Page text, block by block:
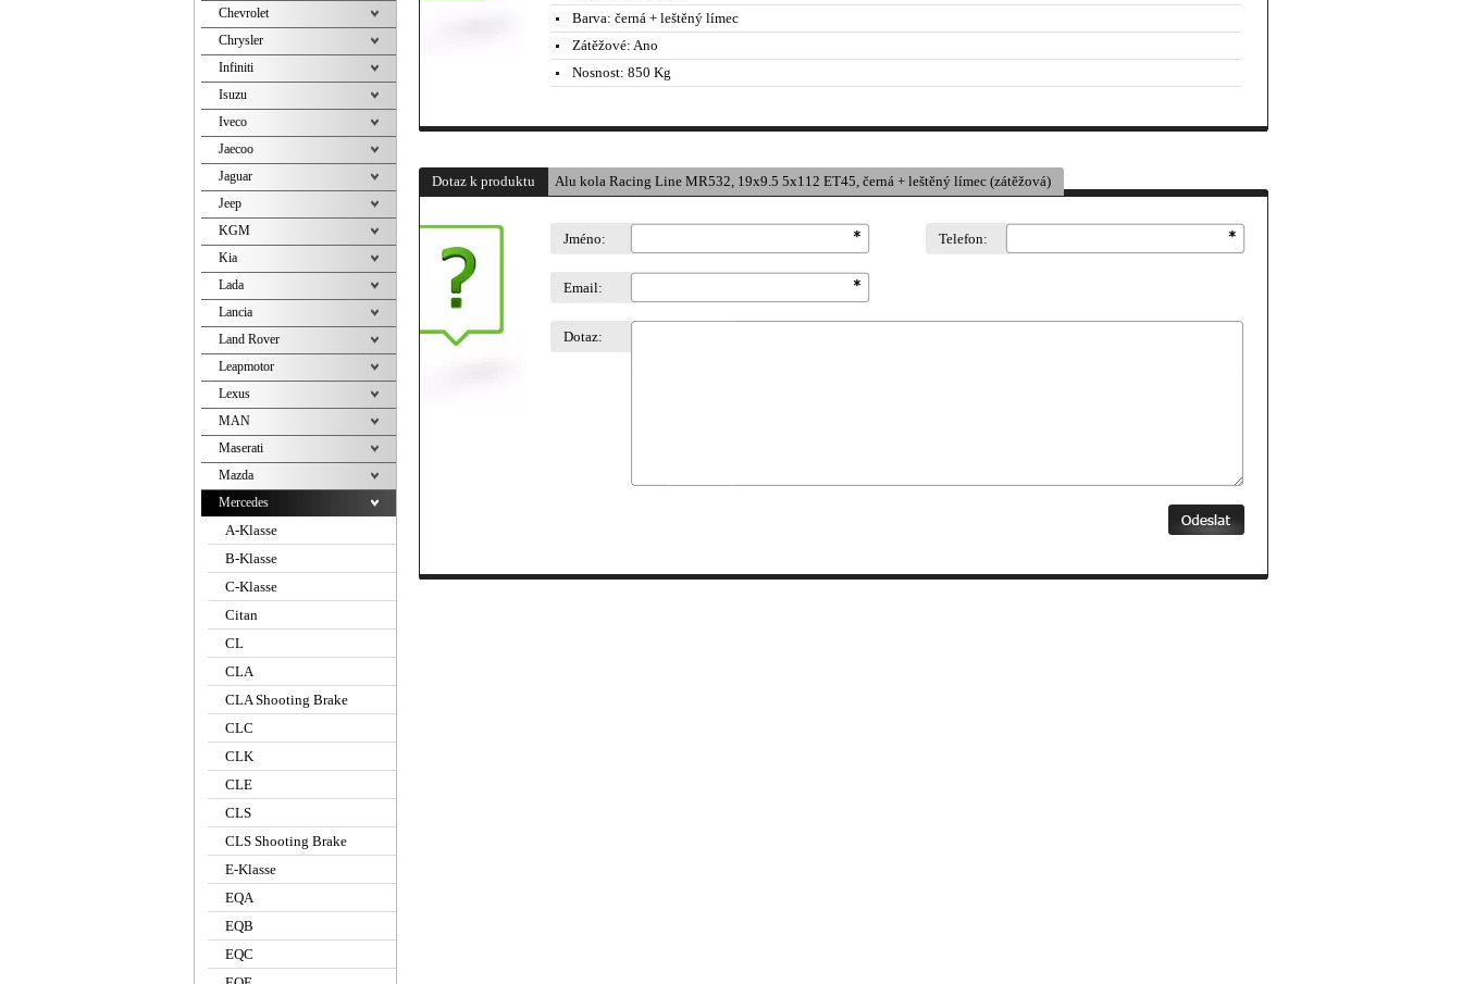
Barva: černá + leštěný límec
Zátěžové: Ano
Nosnost: 850 Kg
Dotaz k produktu Alu kola Racing Line MR532, 19x9.5 5x112 ET45, černá + leštěný límec (zátěžová)
Jméno: Telefon:
Email:
Dotaz:
Chevrolet
Chrysler
Infiniti
Isuzu
Iveco
Jaecoo
Jaguar
Jeep
KGM
Kia
Lada
Lancia
Land Rover
Leapmotor
Lexus
MAN
Maserati
Mazda
Mercedes
A-Klasse
B-Klasse
C-Klasse
Citan
CL
CLA
CLA Shooting Brake
CLC
CLK
CLE
CLS
CLS Shooting Brake
E-Klasse
EQA
EQB
EQC